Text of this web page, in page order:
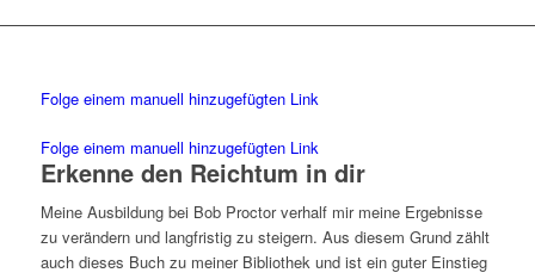
Folge einem manuell hinzugefügten Link
Folge einem manuell hinzugefügten Link
Erkenne den Reichtum in dir
Meine Ausbildung bei Bob Proctor verhalf mir meine Ergebnisse
zu verändern und langfristig zu steigern. Aus diesem Grund zählt
auch dieses Buch zu meiner Bibliothek und ist ein guter Einstieg